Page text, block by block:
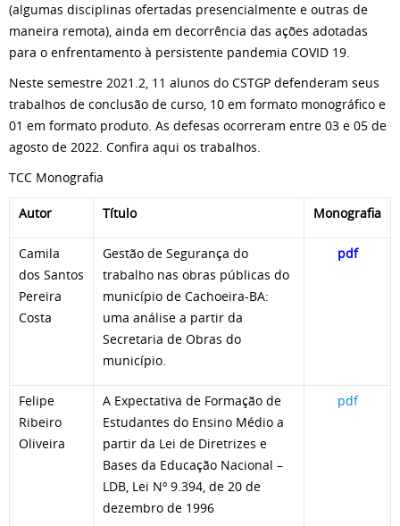
(algumas disciplinas ofertadas presencialmente e outras de
maneira remota), ainda em decorrência das ações adotadas
para o enfrentamento à persistente pandemia COVID 19.
Neste semestre 2021.2, 11 alunos do CSTGP defenderam seus
trabalhos de conclusão de curso, 10 em formato monográfico e
01 em formato produto. As defesas ocorreram entre 03 e 05 de
agosto de 2022. Confira aqui os trabalhos.
TCC Monografia
Autor Título Monografia
Camila
dos Santos
Pereira
Costa
Gestão de Segurança do
trabalho nas obras públicas do
município de Cachoeira-BA:
uma análise a partir da
Secretaria de Obras do
município.
pdf
Felipe
Ribeiro
Oliveira
A Expectativa de Formação de
Estudantes do Ensino Médio a
partir da Lei de Diretrizes e
Bases da Educação Nacional –
LDB, Lei Nº 9.394, de 20 de
dezembro de 1996
pdf